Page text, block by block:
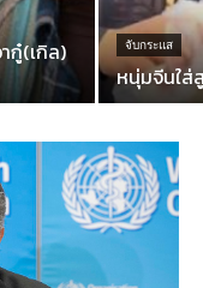
กู๋(เกิล)
จับกระแส
หนุ่มจีนใส่